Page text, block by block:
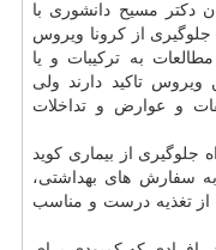
دكتر مسیح دانشوری با
جلوگیری از كرونا ویروس
به تركیبات و یا
ویروس تاكید دارند ولی
و عوارض و تداخلات
جلوگیری از بیماری كوید
سفارش های بهداشتی،
از تغذیه درست و مناسب